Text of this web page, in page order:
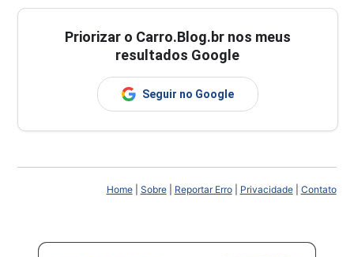
Priorizar o Carro.Blog.br nos meus
resultados Google
Seguir no Google
Home| Sobre| Reportar Erro| Privacidade| Contato